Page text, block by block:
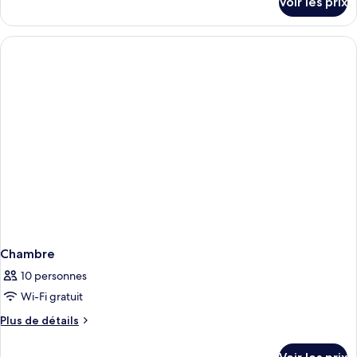
le
type
de
Chambre
10 personnes
Wi-Fi gratuit
Plus de détails
Plus